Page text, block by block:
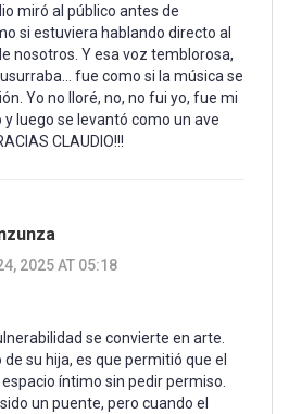
miró al público antes de
si estuviera hablando directo al
nosotros. Y esa voz temblorosa,
fue como si la música se
Yo no lloré, no, no fui yo, fue mi
luego se levantó como un ave
CLAUDIO!!!
2025 AT 05:18
se convierte en arte.
de su hija, es que permitió que el
íntimo sin pedir permiso.
un puente, pero cuando el